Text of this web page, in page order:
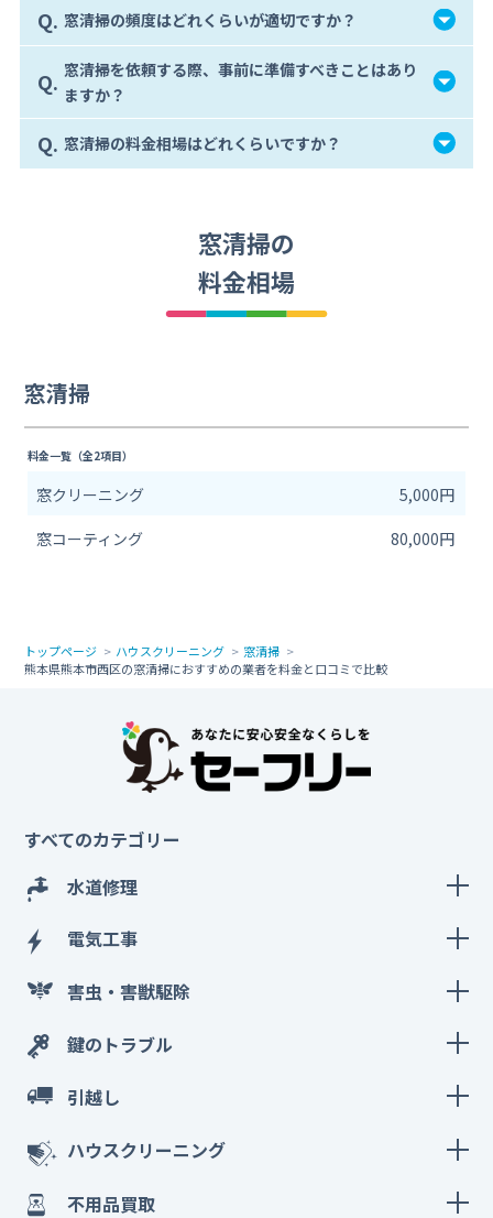
Q. 窓清掃の頻度はどれくらいが適切ですか？
Q. 窓清掃を依頼する際、事前に準備すべきことはあり
ますか？
Q. 窓清掃の料金相場はどれくらいですか？
窓清掃の
料金相場
窓清掃
料金一覧（全2項目）
窓クリーニング
5,000円
窓コーティング
80,000円
トップページ ハウスクリーニング
窓清掃
熊本県熊本市西区の窓清掃におすすめの業者を料金と口コミで比較
すべてのカテゴリー
水道修理
電気工事
害虫・害獣駆除
鍵のトラブル
引越し
ハウスクリーニング
不用品買取